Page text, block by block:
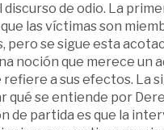
de odio. La
las víctimas son
se sigue esta
noción que merece
a sus efectos. La
se entiende por
de partida es que la